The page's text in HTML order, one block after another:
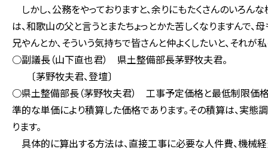
しかし、公務をやっておりますと、余りにもたくさんのいろ
は、和歌山の父と言うとまたちょっとかた苦しくなりますんで、
兄やんとか、そういう気持ちで皆さんと仲よくしたいと、それ
○副議長（山下直也君） 県土整備部長茅野牧夫君。
〔茅野牧夫君、登壇〕
○県土整備部長（茅野牧夫君） 工事予定価格と最低制限価
準的な単価により積算した価格であります。その積算は、実
ります。
具体的に算出する方法は、直接工事に必要な人件費、機械